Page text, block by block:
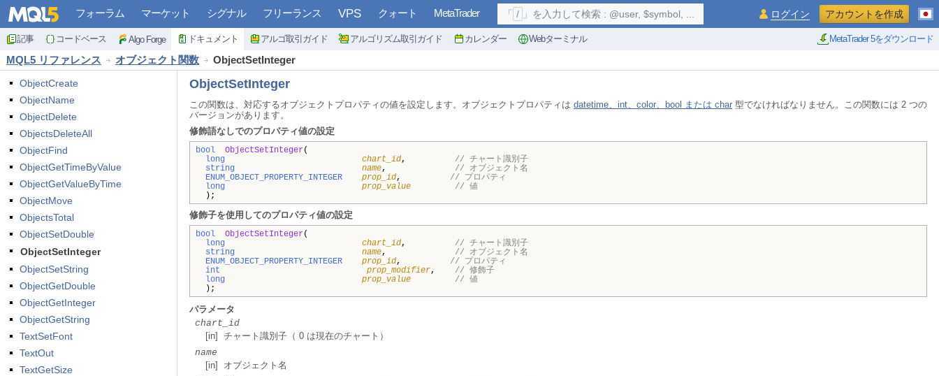
フォーラム マーケット シグナル フリーランス VPS クォート MetaTrader
記事 コードベース Algo Forge ドキュメント アルゴ取引ガイド アルゴリズム取引ガイド カレンダー Webターミナル MetaTrader 5をダウンロード
「 / 」を入力して検索 : @user, $symbol, ... ログイン アカウントを作成
MQL5 リファレンス オブジェクト関数 ObjectSetInteger
ObjectCreate
ObjectName
ObjectDelete
ObjectsDeleteAll
ObjectFind
ObjectGetTimeByValue
ObjectGetValueByTime
ObjectMove
ObjectsTotal
ObjectSetDouble
ObjectSetInteger
ObjectSetString
ObjectGetDouble
ObjectGetInteger
ObjectGetString
TextSetFont
TextOut
TextGetSize
ObjectSetInteger
この関数は、対応するオブジェクトプロパティの値を設定します。オブジェクトプロパティは datetime、int、color、bool または char 型でなければなりません。この関数には 2 つの
バージョンがあります。
修飾語なしでのプロパティ値の設定
bool ObjectSetInteger(
long
chart_id, // チャート識別子
string
name, // オブジェクト名
ENUM_OBJECT_PROPERTY_INTEGER
prop_id, // プロパティ
long
prop_value
// 値
);
修飾子を使用してのプロパティ値の設定
bool ObjectSetInteger(
long
chart_id, // チャート識別子
string
name, // オブジェクト名
ENUM_OBJECT_PROPERTY_INTEGER
prop_id, // プロパティ
int
prop_modifier, // 修飾子
long
prop_value
// 値
);
パラメータ
chart_id
[in] チャート識別子（ 0 は現在のチャート）
name
[in] オブジェクト名